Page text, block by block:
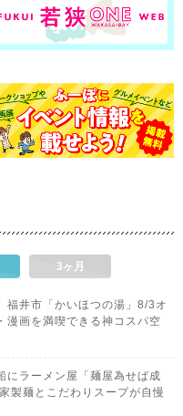
3ヶ月
福井市「かいほつの湯」8/3オ
漫画を満喫できる神コスパ空
にラーメン屋「麺屋為せば成
製麺とこだわりスープが自慢